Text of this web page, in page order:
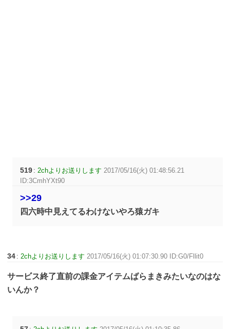
519 : 2chよりお送りします 2017/05/16(火) 01:48:56.21
ID:3CmhYXt90
>>29
四六時中見えてるわけないやろ猿ガキ
34 : 2chよりお送りします 2017/05/16(火) 01:07:30.90 ID:G0/Fllit0
サービス終了直前の課金アイテムばらまきみたいなのはな
いんか？